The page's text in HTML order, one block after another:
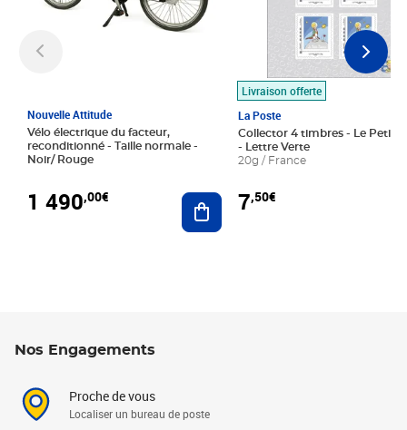
Nouvelle Attitude
Vélo électrique du facteur,
reconditionné - Taille normale -
Noir/ Rouge
1 490,00€ Ajouter au panier
Livraison offerte
La Poste
Collector 4 timbres - Le Petit
- Lettre Verte
20g / France
7,50€
Nos Engagements
Proche de vous
Localiser un bureau de poste